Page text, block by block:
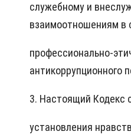
служебному и
взаимоотношениям в
профессионально-
антикоррупционного
3. Настоящий Кодекс
установления